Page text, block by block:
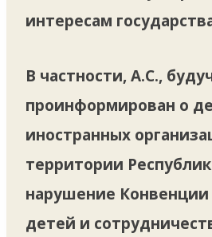
интересам
В частности, А.С.,
проинформирован о
иностранных
территории
нарушение
детей и